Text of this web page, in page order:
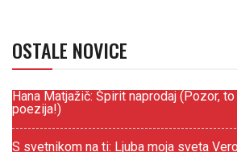
OSTALE NOVICE
Hana Matjažič: Špirit naprodaj (Pozor,
poezija!)
S svetnikom na ti: Ljuba moja sveta